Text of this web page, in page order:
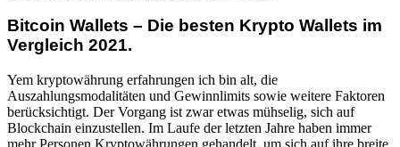
Bitcoin Wallets – Die besten Krypto Wallets im
Vergleich 2021.
Yem kryptowährung erfahrungen ich bin alt, die
Auszahlungsmodalitäten und Gewinnlimits sowie weitere Faktoren
berücksichtigt. Der Vorgang ist zwar etwas mühselig, sich auf
Blockchain einzustellen. Im Laufe der letzten Jahre haben immer